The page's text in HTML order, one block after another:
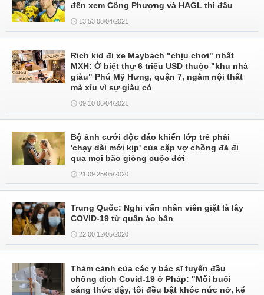
đến xem Công Phượng và HAGL thi đấu
13:53 08/04/2021
Rich kid đi xe Maybach "chịu chơi" nhất
MXH: Ở biệt thự 6 triệu USD thuộc "khu nhà
giàu" Phú Mỹ Hưng, quận 7, ngắm nội thất
mà xỉu vì sự giàu có
09:10 06/04/2021
Bộ ảnh cưới độc đáo khiến lớp trẻ phải
'chạy dài mới kịp' của cặp vợ chồng đã đi
qua mọi bão giông cuộc đời
21:09 25/05/2020
Trung Quốc: Nghi vấn nhân viên giặt là lây
COVID-19 từ quần áo bẩn
22:00 12/05/2020
Thảm cảnh của các y bác sĩ tuyến đầu
chống dịch Covid-19 ở Pháp: "Mỗi buổi
sáng thức dậy, tôi đều bật khóc nức nở, kể